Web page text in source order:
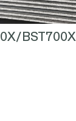
BST700X